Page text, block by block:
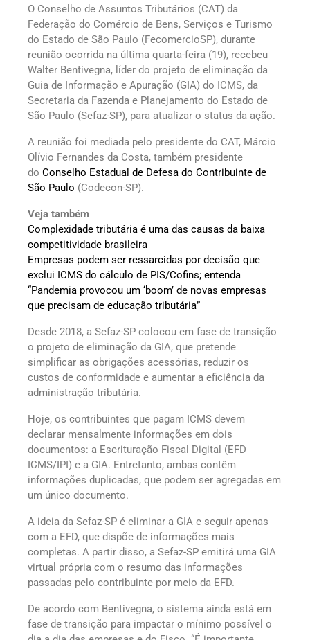
O Conselho de Assuntos Tributários (CAT) da
Federação do Comércio de Bens, Serviços e Turismo
do Estado de São Paulo (FecomercioSP), durante
reunião ocorrida na última quarta-feira (19), recebeu
Walter Bentivegna, líder do projeto de eliminação da
Guia de Informação e Apuração (GIA) do ICMS, da
Secretaria da Fazenda e Planejamento do Estado de
São Paulo (Sefaz-SP), para atualizar o status da ação.
A reunião foi mediada pelo presidente do CAT, Márcio
Olívio Fernandes da Costa, também presidente
do Conselho Estadual de Defesa do Contribuinte de
São Paulo (Codecon-SP).
Veja também
Complexidade tributária é uma das causas da baixa
competitividade brasileira
Empresas podem ser ressarcidas por decisão que
exclui ICMS do cálculo de PIS/Cofins; entenda
“Pandemia provocou um ‘boom’ de novas empresas
que precisam de educação tributária”
Desde 2018, a Sefaz-SP colocou em fase de transição
o projeto de eliminação da GIA, que pretende
simplificar as obrigações acessórias, reduzir os
custos de conformidade e aumentar a eficiência da
administração tributária.
Hoje, os contribuintes que pagam ICMS devem
declarar mensalmente informações em dois
documentos: a Escrituração Fiscal Digital (EFD
ICMS/IPI) e a GIA. Entretanto, ambas contêm
informações duplicadas, que podem ser agregadas em
um único documento.
A ideia da Sefaz-SP é eliminar a GIA e seguir apenas
com a EFD, que dispõe de informações mais
completas. A partir disso, a Sefaz-SP emitirá uma GIA
virtual própria com o resumo das informações
passadas pelo contribuinte por meio da EFD.
De acordo com Bentivegna, o sistema ainda está em
fase de transição para impactar o mínimo possível o